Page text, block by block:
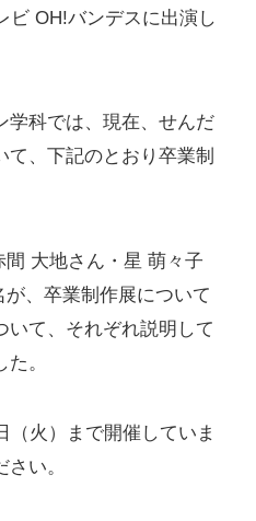
ビ OH!バンデスに出演し
学科では、現在、せんだ
て、下記のとおり卒業制
大地さん・星 萌々子
、卒業制作展について
いて、それぞれ説明して
。
（火）まで開催していま
い。